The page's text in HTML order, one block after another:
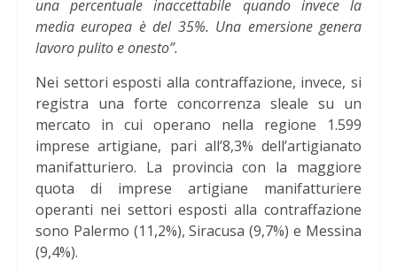
una percentuale inaccettabile quando invece la
media europea è del 35%. Una emersione genera
lavoro pulito e onesto”.
Nei settori esposti alla contraffazione, invece, si
registra una forte concorrenza sleale su un
mercato in cui operano nella regione 1.599
imprese artigiane, pari all’8,3% dell’artigianato
manifatturiero. La provincia con la maggiore
quota di imprese artigiane manifatturiere
operanti nei settori esposti alla contraffazione
sono Palermo (11,2%), Siracusa (9,7%) e Messina
(9,4%).